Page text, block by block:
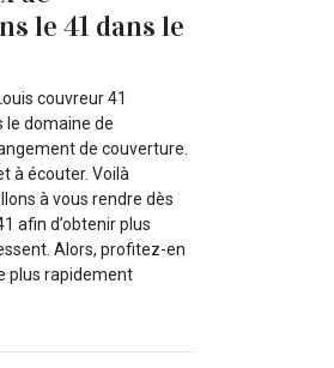
le 41 dans le
couvreur 41
le domaine de
de couverture.
à écouter. Voilà
à vous rendre dès
afin d’obtenir plus
Alors, profitez-en
plus rapidement